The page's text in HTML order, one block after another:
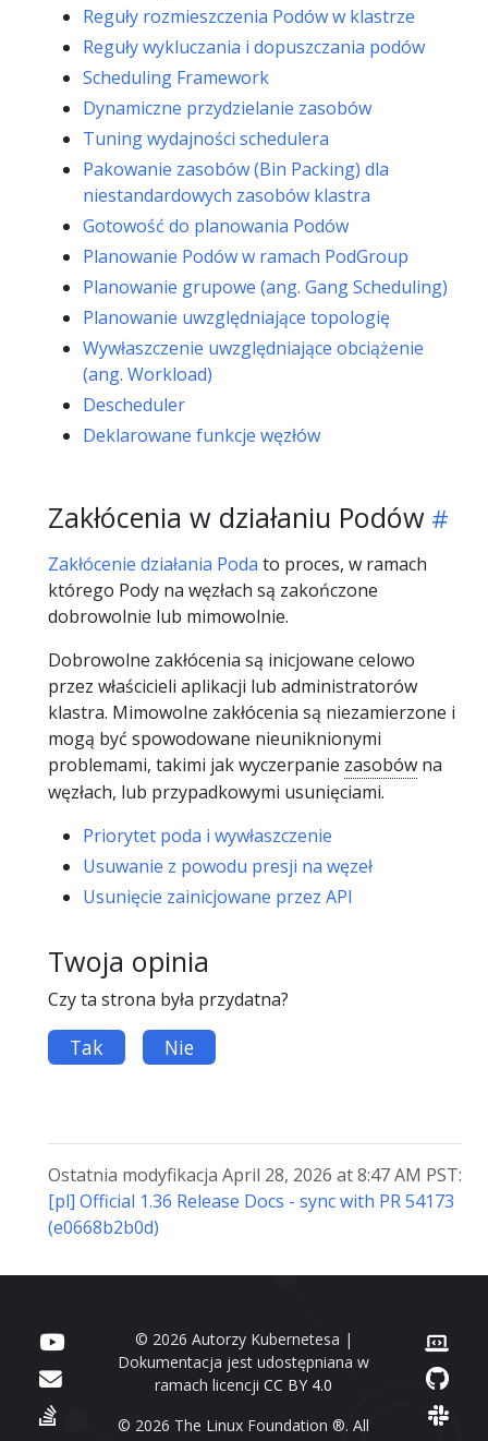
Reguły rozmieszczenia Podów w klastrze
Reguły wykluczania i dopuszczania podów
Scheduling Framework
Dynamiczne przydzielanie zasobów
Tuning wydajności schedulera
Pakowanie zasobów (Bin Packing) dla
niestandardowych zasobów klastra
Gotowość do planowania Podów
Planowanie Podów w ramach PodGroup
Planowanie grupowe (ang. Gang Scheduling)
Planowanie uwzględniające topologię
Wywłaszczenie uwzględniające obciążenie
(ang. Workload)
Descheduler
Deklarowane funkcje węzłów
Zakłócenia w działaniu Podów
Zakłócenie działania Poda to proces, w ramach
którego Pody na węzłach są zakończone
dobrowolnie lub mimowolnie.
Dobrowolne zakłócenia są inicjowane celowo
przez właścicieli aplikacji lub administratorów
klastra. Mimowolne zakłócenia są niezamierzone i
mogą być spowodowane nieuniknionymi
problemami, takimi jak wyczerpanie zasobów na
węzłach, lub przypadkowymi usunięciami.
Priorytet poda i wywłaszczenie
Usuwanie z powodu presji na węzeł
Usunięcie zainicjowane przez API
Twoja opinia
Czy ta strona była przydatna?
Tak Nie
Ostatnia modyfikacja April 28, 2026 at 8:47 AM PST:
[pl] Official 1.36 Release Docs - sync with PR 54173
(e0668b2b0d)
© 2026 Autorzy Kubernetesa |
Dokumentacja jest udostępniana w
ramach licencjiCC BY 4.0
© 2026 The Linux Foundation ®. All